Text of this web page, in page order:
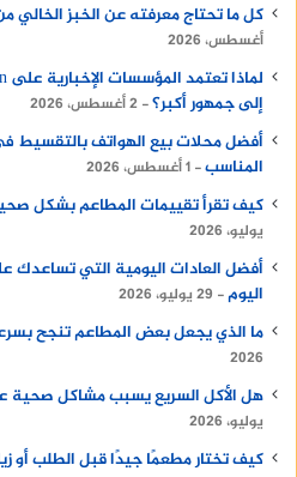
كل ما تحتاج معرفته عن الخبز الخالي
أغسطس، 2026
إلى جمهور أكبر؟ 2 أغسطس، 2026
أفضل محلات بيع الهواتف
المناسب 1 أغسطس، 2026
كيف تقرأ تقييمات المطاعم بشكل
يوليو، 2026
أفضل العادات اليومية التي
اليوم
29 يوليو، 2026
ما الذي يجعل بعض المطاعم تنجح
2026
هل الأكل السريع يسبب مشاكل صحية
يوليو، 2026
كيف تختار مطعمًا جيدًا قبل الطلب أو